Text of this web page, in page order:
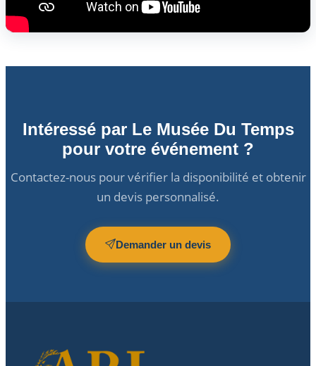
Intéressé par Le Musée Du Temps
pour votre événement ?
Contactez-nous pour vérifier la disponibilité et obtenir
un devis personnalisé.
Demander un devis